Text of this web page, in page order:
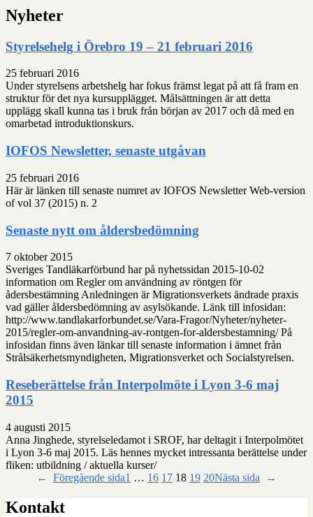
Nyheter
Styrelsehelg i Örebro 19 – 21 februari 2016
25 februari 2016
Under styrelsens arbetshelg har fokus främst legat på att få fram en
struktur för det nya kursupplägget. Målsättningen är att detta
upplägg skall kunna tas i bruk från början av 2017 och då med en
omarbetad introduktionskurs.
IOFOS Newsletter, senaste utgåvan
25 februari 2016
Här är länken till senaste numret av IOFOS Newsletter Web-version
of vol 37 (2015) n. 2
Senaste nytt om åldersbedömning
7 oktober 2015
Sveriges Tandläkarförbund har på nyhetssidan 2015-10-02
information om Regler om användning av röntgen för
ådersbestämning Anledningen är Migrationsverkets ändrade praxis
vad gäller åldersbedömning av asylsökande. Länk till infosidan:
http://www.tandlakarforbundet.se/Vara-Fragor/Nyheter/nyheter-
2015/regler-om-anvandning-av-rontgen-for-aldersbestamning/ På
infosidan finns även länkar till senaste information i ämnet från
Strålsäkerhetsmyndigheten, Migrationsverket och Socialstyrelsen.
Reseberättelse från Interpolmöte i Lyon 3-6 maj
2015
4 augusti 2015
Anna Jinghede, styrelseledamot i SROF, har deltagit i Interpolmötet
i Lyon 3-6 maj 2015. Läs hennes mycket intressanta berättelse under
fliken: utbildning / aktuella kurser/
←
Föregående sida1 … 16 17 18 19 20Nästa sida →
Kontakt